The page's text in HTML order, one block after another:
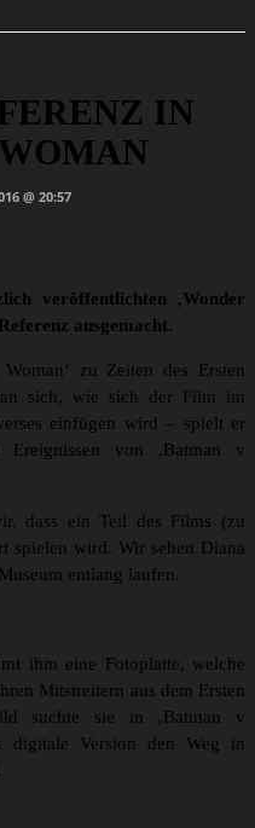
IN
@ 20:57
veröffentlichten ‚Wonder
ausgemacht.
zu Zeiten des Ersten
sich, wie sich der Film im
einfügen wird – spielt er
von ‚Batman v
dass ein Teil des Films (zu
spielen wird. Wir sehen Diana
entlang laufen.
ihm eine Fotoplatte, welche
Mitstreitern aus dem Ersten
suchte sie in ‚Batman v
digitale Version den Weg in